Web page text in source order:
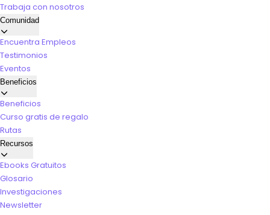
Trabaja con nosotros
Comunidad
Encuentra Empleos
Testimonios
Eventos
Beneficios
Beneficios
Curso gratis de regalo
Rutas
Recursos
Ebooks Gratuitos
Glosario
Investigaciones
Newsletter